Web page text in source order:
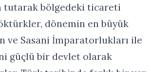
tutarak bölgedeki ticareti
dönemin en büyük
ve Sasani İmparatorlukları ile
güçlü bir devlet olarak